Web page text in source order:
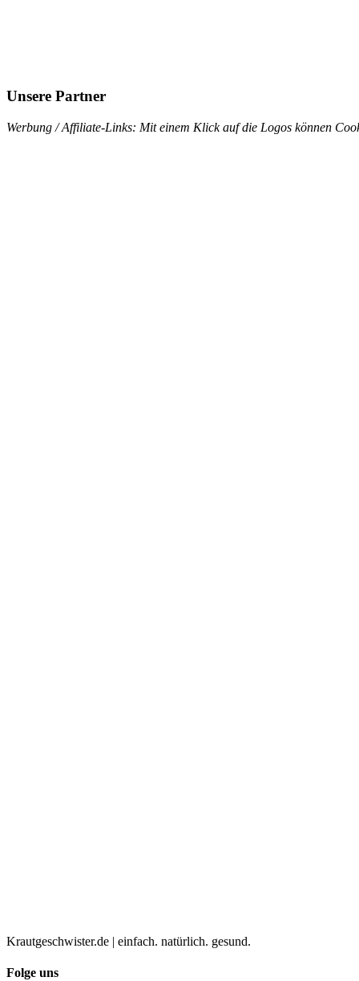
Unsere Partner
Werbung / Affiliate-Links: Mit einem Klick auf die Logos können
Krautgeschwister.de | einfach. natürlich. gesund.
Folge uns